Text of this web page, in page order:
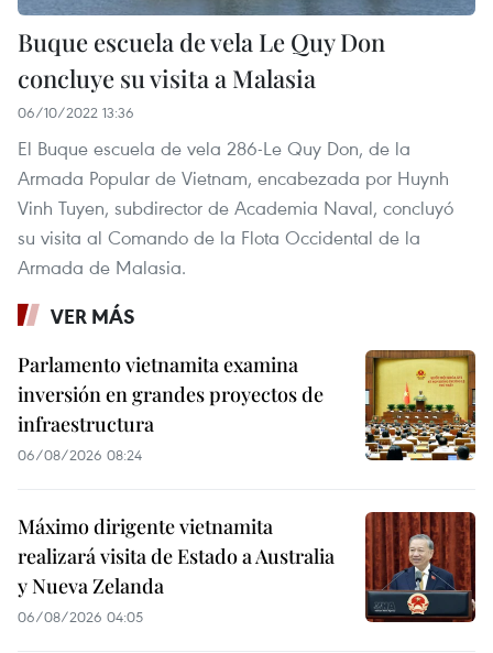
Buque escuela de vela Le Quy Don
concluye su visita a Malasia
06/10/2022 13:36
El Buque escuela de vela 286-Le Quy Don, de la
Armada Popular de Vietnam, encabezada por Huynh
Vinh Tuyen, subdirector de Academia Naval, concluyó
su visita al Comando de la Flota Occidental de la
Armada de Malasia.
VER MÁS
Parlamento vietnamita examina
inversión en grandes proyectos de
infraestructura
06/08/2026 08:24
Máximo dirigente vietnamita
realizará visita de Estado a Australia
y Nueva Zelanda
06/08/2026 04:05